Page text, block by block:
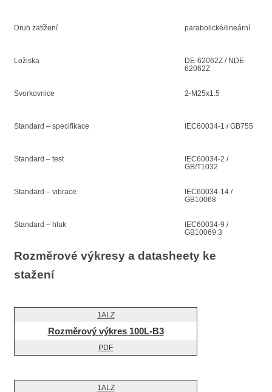
Druh zatížení parabolické/lineární
Ložiska
DE-62062Z / NDE-
62062Z
Svorkovnice 2-M25x1.5
Standard – specifikace IEC60034-1 / GB755
Standard – test
IEC60034-2 /
GB/T1032
Standard – vibrace
IEC60034-14 /
GB10068
Standard – hluk
IEC60034-9 /
GB10069.3
Rozměrové výkresy a datasheety ke
stažení
Rozměrový výkres 100L-B3